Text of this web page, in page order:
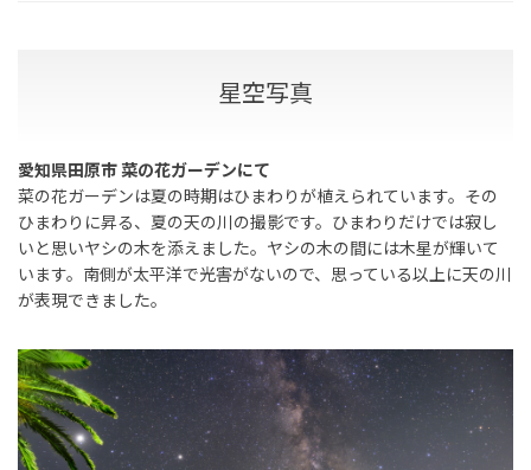
星空写真
愛知県田原市 菜の花ガーデンにて
菜の花ガーデンは夏の時期はひまわりが植えられています。その
ひまわりに昇る、夏の天の川の撮影です。ひまわりだけでは寂し
いと思いヤシの木を添えました。ヤシの木の間には木星が輝いて
います。南側が太平洋で光害がないので、思っている以上に天の川
が表現できました。